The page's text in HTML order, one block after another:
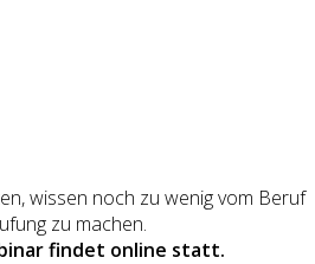
wissen noch zu wenig vom Beruf
zu machen.
findet online statt.